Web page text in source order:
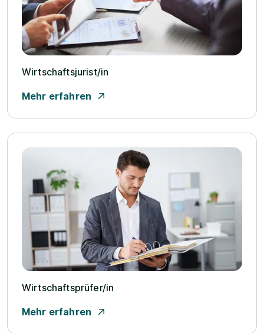
Wirtschaftsjurist/­in
Mehr erfahren
Wirtschaftsprüfer/­in
Mehr erfahren